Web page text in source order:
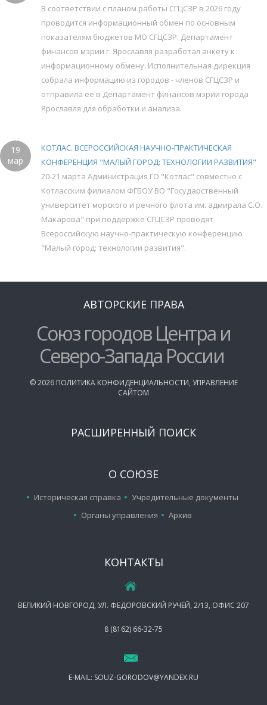
В соответствии с планом работы СГЦСЗР в 2026 году
проводится информационный обмен по основным
показателям бюджетов МО СГЦСЗР. Департамент
финансов мэрии г. Ярославля разработал анкету к
информационному обмену. Исполнительная дирекция
собрала информацию из городов - членов СГЦСЗР и
отправила её в Департамент финансов мэрии города
Ярославля для обработки и анализа.
19
мар
КОТЛАС. ВСЕРОССИЙСКАЯ НАУЧНО-ПРАКТИЧЕСКАЯ
КОНФЕРЕНЦИЯ "МАЛЫЙ ГОРОД: ТЕХНОЛОГИИ РАЗВИТИЯ"
20-21 марта Администрация ГО "Котлас" совместно с
Котласским филиалом ФГБОУ ВО "Государственный
университет морского и речного флота им. адмирала С.О.
Макарова" при поддержке СГЦСЗР проводят
Всероссийскую научно-практическую конференцию
"Малый город: технологии развития".
АВТОРСКИЕ ПРАВА
Союз городов Центра и
Северо-Запада России
©2026 ПОЛИТИКА КОНФИДЕНЦИАЛЬНОСТИ, УПРАВЛЕНИЕ
САЙТОМ
РАСШИРЕННЫЙ ПОИСК
О СОЮЗЕ
Историческая справка
Учредительные документы
Органы управления
Архив
КОНТАКТЫ
ВЕЛИКИЙ НОВГОРОД, УЛ. ФЕДОРОВСКИЙ РУЧЕЙ, 2/13, ОФИС 207
8 (8162) 66-32-75
E-MAIL: SOUZ-GORODOV@YANDEX.RU